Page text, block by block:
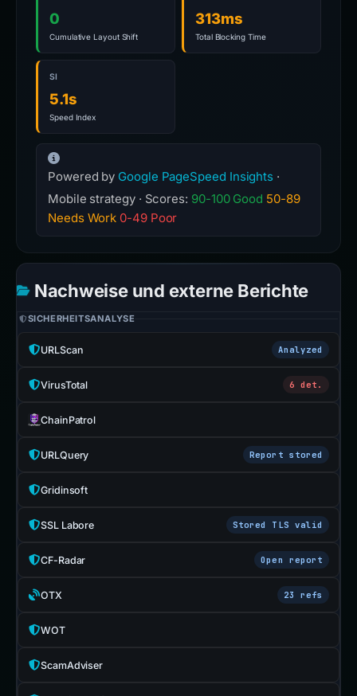
0
Cumulative Layout Shift
313ms
Total Blocking Time
SI
5.1s
Speed Index
Powered by Google PageSpeed Insights ·
Mobile strategy · Scores: 90-100 Good 50-89
Needs Work 0-49 Poor
Nachweise und externe Berichte
SICHERHEITSANALYSE
URLScan Analyzed
VirusTotal 6 det.
ChainPatrol
URLQuery Report stored
Gridinsoft
SSL Labore Stored TLS valid
CF-Radar Open report
OTX 23 refs
WOT
ScamAdviser